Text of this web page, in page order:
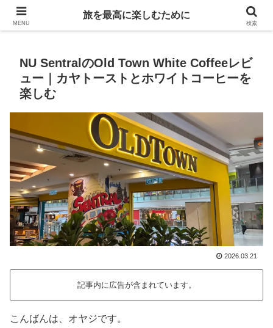
Life is travelling
NU SentralのOld Town White Coffeeレビ
ュー｜カヤトーストとホワイトコーヒーを
楽しむ
2026.03.21
記事内に広告が含まれています。
こんばんは、オヤジです。
MENU
旅を最高に楽しむために
検索